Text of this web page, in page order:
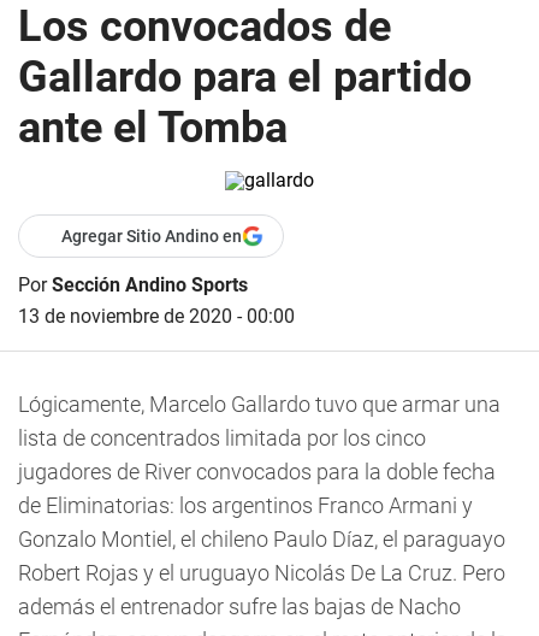
Los convocados de
Gallardo para el partido
ante el Tomba
Agregar Sitio Andino en
PorSección Andino Sports
13 de noviembre de 2020 - 00:00
Lógicamente, Marcelo Gallardo tuvo que armar una
lista de concentrados limitada por los cinco
jugadores de River convocados para la doble fecha
de Eliminatorias: los argentinos Franco Armani y
Gonzalo Montiel, el chileno Paulo Díaz, el paraguayo
Robert Rojas y el uruguayo Nicolás De La Cruz. Pero
además el entrenador sufre las bajas de Nacho